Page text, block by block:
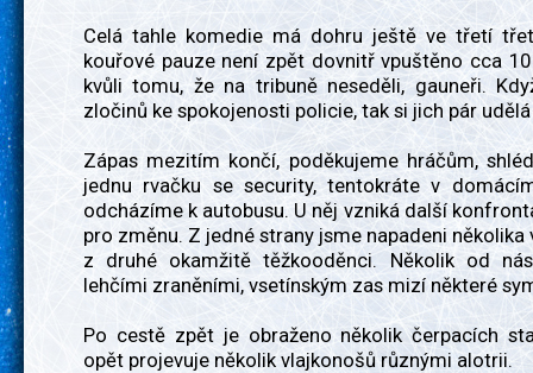
Celá tahle komedie má dohru ještě ve třetí
kouřové pauze není zpět dovnitř vpuštěno cca
kvůli tomu, že na tribuně neseděli, gauneři.
zločinů ke spokojenosti policie, tak si jich pár udělá
Zápas mezitím končí, poděkujeme hráčům,
jednu rvačku se security, tentokráte v
odcházíme k autobusu. U něj vzniká další
pro změnu. Z jedné strany jsme napadeni několika
z druhé okamžitě těžkooděnci. Několik od
lehčími zraněními, vsetínským zas mizí některé
Po cestě zpět je obraženo několik čerpacích
opět projevuje několik vlajkonošů různými alotrii.